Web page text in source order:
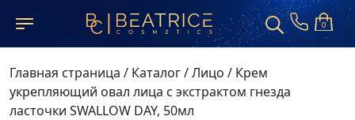
0
Главная страница / Каталог/Лицо / Крем
укрепляющий овал лица с экстрактом гнезда
ласточки SWALLOW DAY, 50мл